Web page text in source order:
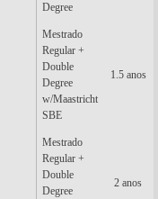
Degree
Mestrado
Regular +
Double
Degree
w/Maastricht
SBE
1.5 anos
Mestrado
Regular +
Double
Degree
2 anos